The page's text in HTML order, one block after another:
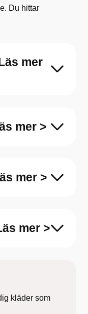
Du hittar
mer
mer >
mer >
mer >
kläder som